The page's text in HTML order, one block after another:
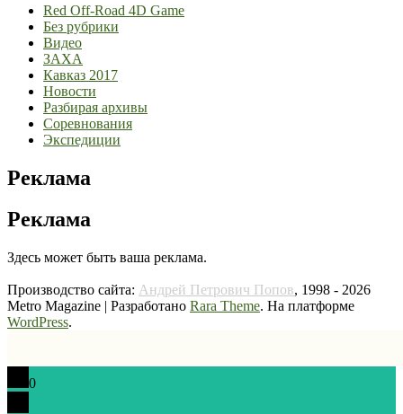
Red Off-Road 4D Game
Без рубрики
Видео
ЗАХА
Кавказ 2017
Новости
Разбирая архивы
Соревнования
Экспедиции
Реклама
Реклама
Здесь может быть ваша реклама.
Производство сайта: Андрей Петрович Попов, 1998 - 2026
Metro Magazine | Разработано Rara Theme. На платформе
WordPress.
0